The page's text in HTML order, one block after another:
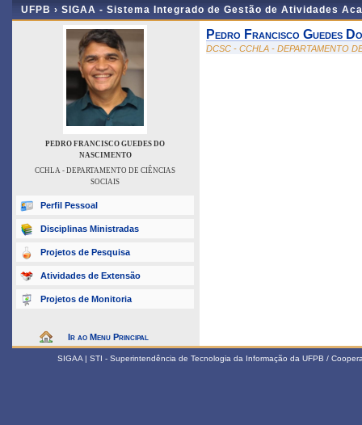
UFPB › SIGAA - Sistema Integrado de Gestão de Atividades
PEDRO FRANCISCO GUEDES DO
NASCIMENTO
CCHLA - DEPARTAMENTO DE CIÊNCIAS
SOCIAIS
Perfil Pessoal
Disciplinas Ministradas
Projetos de Pesquisa
Atividades de Extensão
Projetos de Monitoria
Ir ao Menu Principal
Pedro Francisco Guedes
DCSC - CCHLA - DEPARTAMENTO
SIGAA | STI - Superintendência de Tecnologia da Informação da UFPB /